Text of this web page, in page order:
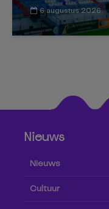
6 augustus 2026
Nieuws
Nieuws
Cultuur